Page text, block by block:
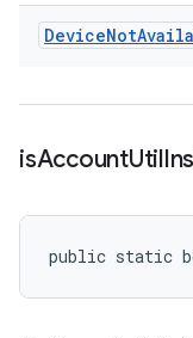
DeviceNot
isAccountUtil
public static